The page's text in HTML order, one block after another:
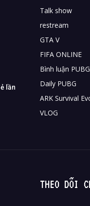
lần
Talk show
restream
GTA V
FIFA ONLINE
Bình luận
Daily PUBG
ARK Survival
VLOG
THEO DÕI